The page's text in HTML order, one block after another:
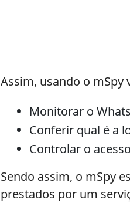
Assim, usando o mSpy
Monitorar o
Conferir qual é a
Controlar o
Sendo assim, o mSpy
prestados por um